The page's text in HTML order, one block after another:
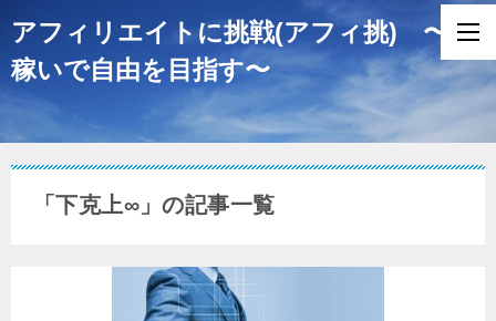
アフィリエイトに挑戦(アフィ挑) 〜
稼いで自由を目指す〜
「下克上∞」の記事一覧